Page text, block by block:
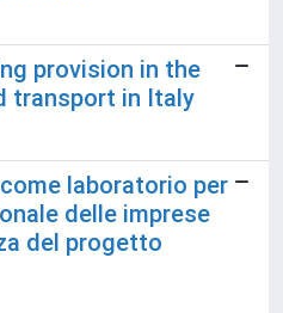
provision in the
transport in Italy
laboratorio per
delle imprese
del progetto